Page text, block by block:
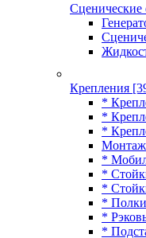
Крепления
*
*
*
*
*
*
*
*
*